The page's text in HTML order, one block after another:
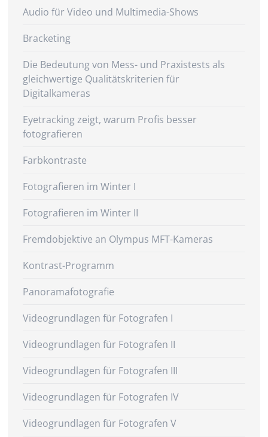
Audio für Video und Multimedia-Shows
Bracketing
Die Bedeutung von Mess- und Praxistests als
gleichwertige Qualitätskriterien für
Digitalkameras
Eyetracking zeigt, warum Profis besser
fotografieren
Farbkontraste
Fotografieren im Winter I
Fotografieren im Winter II
Fremdobjektive an Olympus MFT-Kameras
Kontrast-Programm
Panoramafotografie
Videogrundlagen für Fotografen I
Videogrundlagen für Fotografen II
Videogrundlagen für Fotografen III
Videogrundlagen für Fotografen IV
Videogrundlagen für Fotografen V